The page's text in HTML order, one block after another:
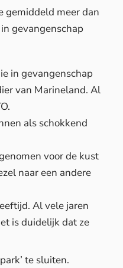
gemiddeld meer dan
gevangenschap
in gevangenschap
van Marineland. Al
als schokkend
voor de kust
naar een andere
Al vele jaren
is duidelijk dat ze
te sluiten.